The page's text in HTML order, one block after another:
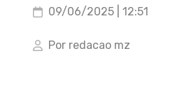
09/06/2025 | 12:51
Por redacao mz